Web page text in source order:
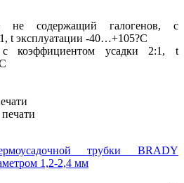
содержащий галогенов, с
t эксплуатации -40…+105?C
коэффициентом усадки 2:1, t
трубки BRADY
1,2-2,4 мм